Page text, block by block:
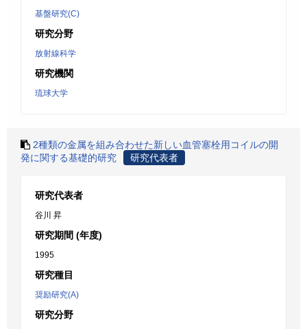
基盤研究(C)
研究分野
放射線科学
研究機関
琉球大学
2種類の金属を組み合わせた新しい血管塞栓用コイルの開
発に関する基礎的研究
研究代表者
研究代表者
谷川 昇
研究期間 (年度)
1995
研究種目
奨励研究(A)
研究分野